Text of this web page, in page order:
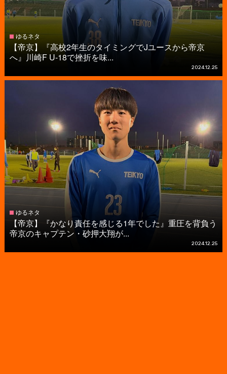
ゆるネタ
【帝京】『高校2年生のタイミングでJユースから帝京
へ』川崎F U-18で挫折を味...
2024.12.25
ゆるネタ
【帝京】『かなり責任を感じる1年でした』重圧を背負う
帝京のキャプテン・砂押大翔が...
2024.12.25